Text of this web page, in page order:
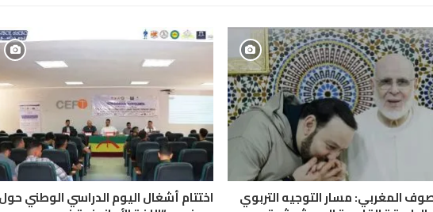
التصوف المغربي‎: مسار التوجيه التربوي اختتام أشغال اليوم الدراسي الوطني حول